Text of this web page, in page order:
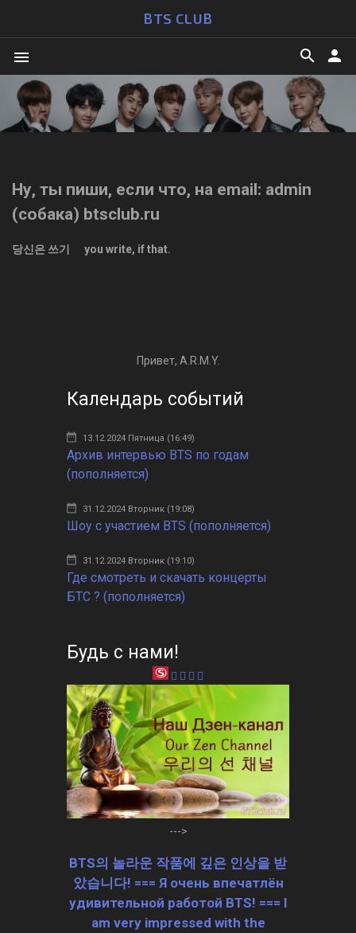
BTS CLUB
menu person
search
Ну, ты пиши, если что, на email: admin
(собака) btsclub.ru
당신은 쓰기 you write, if that.
Привет, A.R.M.Y.
Календарь событий
13.12.2024 Пятница (16:49)
Архив интервью BTS по годам
(пополняется)
31.12.2024 Вторник (19:08)
Шоу с участием BTS (пополняется)
31.12.2024 Вторник (19:10)
Где смотреть и скачать концерты
БТС ? (пополняется)
Будь с нами!
--->
BTS의 놀라운 작품에 깊은 인상을 받
았습니다! === Я очень впечатлён
удивительной работой BTS! === I
am very impressed with the